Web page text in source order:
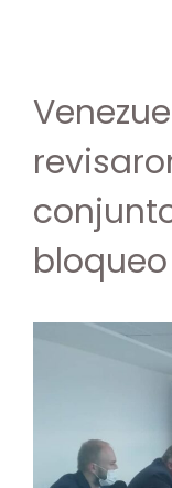
bloqueo